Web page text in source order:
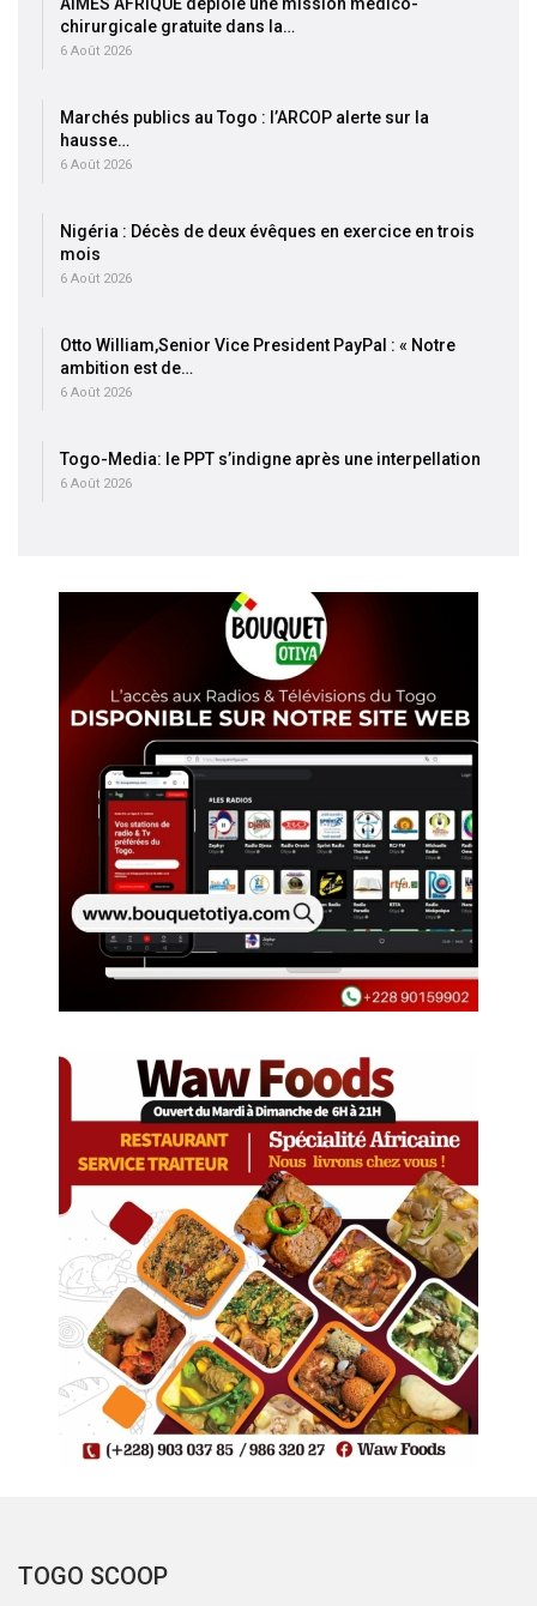
chirurgicale gratuite dans la…
6 Août 2026
Marchés publics au Togo : l’ARCOP alerte sur la
hausse…
6 Août 2026
Nigéria : Décès de deux évêques en exercice en trois
mois
6 Août 2026
Otto William,Senior Vice President PayPal : « Notre
ambition est de…
6 Août 2026
Togo-Media: le PPT s’indigne après une interpellation
6 Août 2026
TOGO SCOOP